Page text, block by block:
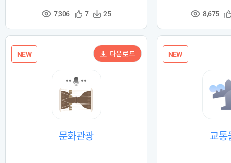
조
수
7,306
관
등
록
7
다
수
25
조
수
8,675
관
등
록
NEW
문화관광
다운로드 NEW
교통